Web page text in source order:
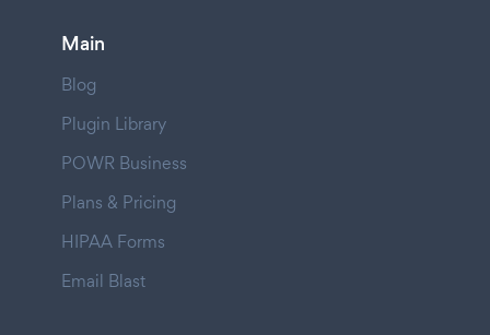
Main
Blog
Plugin Library
POWR Business
Plans & Pricing
HIPAA Forms
Email Blast